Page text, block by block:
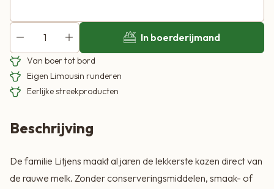
In boerderijmand
Van boer tot bord
Eigen Limousin runderen
Eerlijke streekproducten
Beschrijving
De familie Litjens maakt al jaren de lekkerste kazen direct van
de rauwe melk. Zonder conserveringsmiddelen, smaak- of